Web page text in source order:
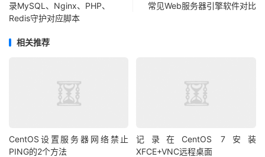
录MySQL、Nginx、PHP、
Redis守护对应脚本
常见Web服务器引擎软件对比
相关推荐
CentOS设置服务器网络禁止
PING的2个方法
记录在CentOS 7安装
XFCE+VNC远程桌面